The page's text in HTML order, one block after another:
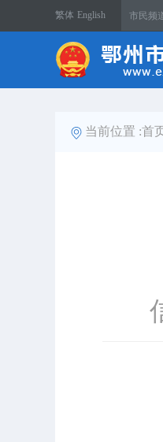
繁体 English 市民频
当前位置 :首